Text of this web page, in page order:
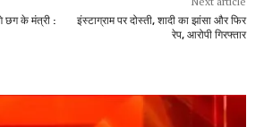
छग के मंत्री :
इंस्टाग्राम पर दोस्ती, शादी का झांसा और फिर
रेप, आरोपी गिरफ्तार